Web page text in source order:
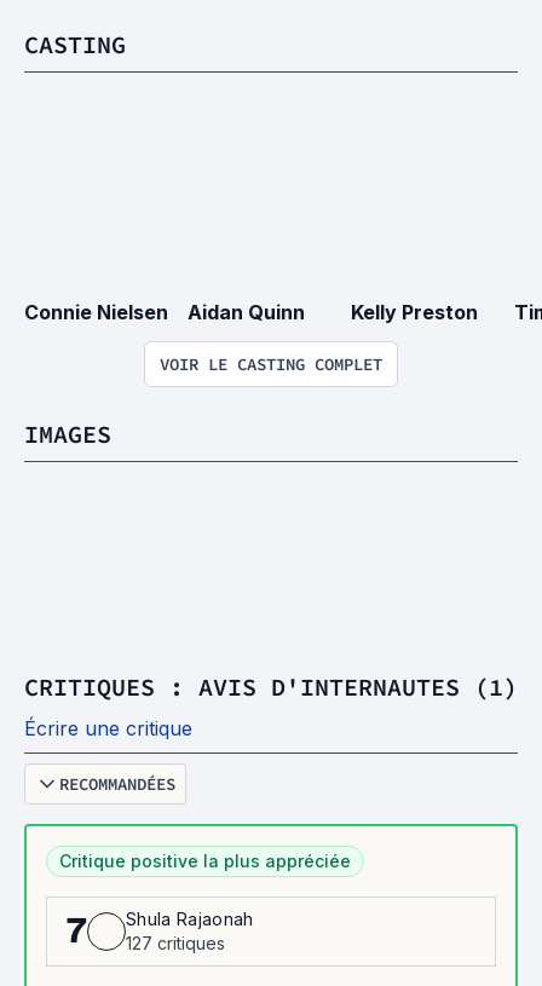
CASTING
Connie Nielsen Aidan Quinn Kelly Preston
VOIR LE CASTING COMPLET
IMAGES
CRITIQUES : AVIS D'INTERNAUTES (1)
Écrire une critique
RECOMMANDÉES
Critique positive la plus appréciée
7
Shula Rajaonah
127 critiques